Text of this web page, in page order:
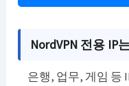
NordVPN 전용 IP
은행, 업무, 게임 등